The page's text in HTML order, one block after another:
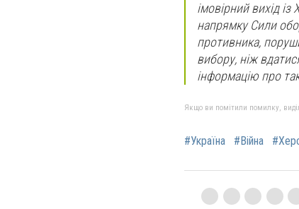
імовірний вихід
напрямку Сили
противника,
вибору, ніж
інформацію про
Якщо ви помітили помилку,
#Україна #Війна